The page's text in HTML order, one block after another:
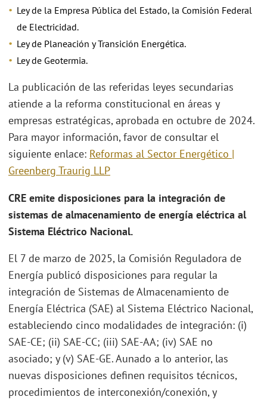
Ley de la Empresa Pública del Estado, la Comisión Federal
de Electricidad.
Ley de Planeación y Transición Energética.
Ley de Geotermia.
La publicación de las referidas leyes secundarias
atiende a la reforma constitucional en áreas y
empresas estratégicas, aprobada en octubre de 2024.
Para mayor información, favor de consultar el
siguiente enlace: Reformas al Sector Energético |
Greenberg Traurig LLP
CRE emite disposiciones para la integración de
sistemas de almacenamiento de energía eléctrica al
Sistema Eléctrico Nacional.
El 7 de marzo de 2025, la Comisión Reguladora de
Energía publicó disposiciones para regular la
integración de Sistemas de Almacenamiento de
Energía Eléctrica (SAE) al Sistema Eléctrico Nacional,
estableciendo cinco modalidades de integración: (i)
SAE-CE; (ii) SAE-CC; (iii) SAE-AA; (iv) SAE no
asociado; y (v) SAE-GE. Aunado a lo anterior, las
nuevas disposiciones definen requisitos técnicos,
procedimientos de interconexión/conexión, y